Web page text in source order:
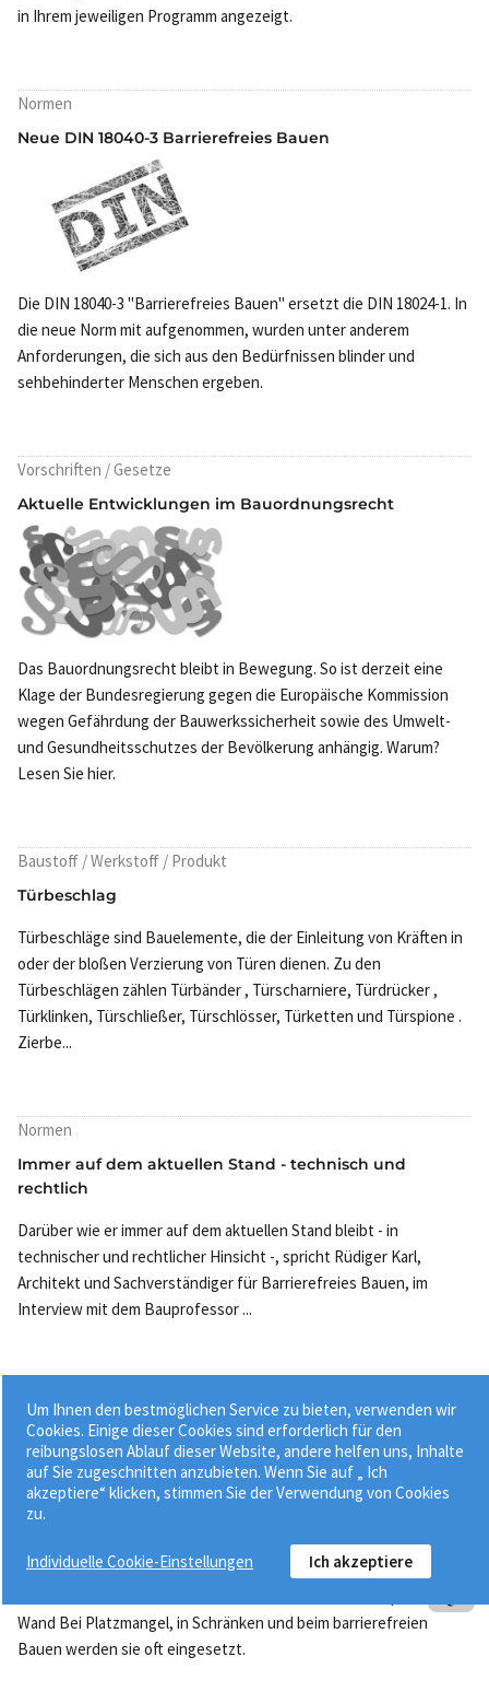
in Ihrem jeweiligen Programm angezeigt.
Normen
Neue DIN 18040-3 Barrierefreies Bauen
Die DIN 18040-3 "Barrierefreies Bauen" ersetzt die DIN 18024-1. In
die neue Norm mit aufgenommen, wurden unter anderem
Anforderungen, die sich aus den Bedürfnissen blinder und
sehbehinderter Menschen ergeben.
Vorschriften / Gesetze
Aktuelle Entwicklungen im Bauordnungsrecht
Das Bauordnungsrecht bleibt in Bewegung. So ist derzeit eine
Klage der Bundesregierung gegen die Europäische Kommission
wegen Gefährdung der Bauwerkssicherheit sowie des Umwelt-
und Gesundheitsschutzes der Bevölkerung anhängig. Warum?
Lesen Sie hier.
Baustoff / Werkstoff / Produkt
Türbeschlag
Türbeschläge sind Bauelemente, die der Einleitung von Kräften in
oder der bloßen Verzierung von Türen dienen. Zu den
Türbeschlägen zählen Türbänder , Türscharniere, Türdrücker ,
Türklinken, Türschließer, Türschlösser, Türketten und Türspione .
Zierbe...
Normen
Immer auf dem aktuellen Stand - technisch und
rechtlich
Darüber wie er immer auf dem aktuellen Stand bleibt - in
technischer und rechtlicher Hinsicht -, spricht Rüdiger Karl,
Architekt und Sachverständiger für Barrierefreies Bauen, im
Interview mit dem Bauprofessor ...
Schiebetür
Wand Bei Platzmangel, in Schränken und beim barrierefreien
Bauen werden sie oft eingesetzt.
Um Ihnen den bestmöglichen Service zu bieten, verwenden wir
Cookies. Einige dieser Cookies sind erforderlich für den
reibungslosen Ablauf dieser Website, andere helfen uns, Inhalte
auf Sie zugeschnitten anzubieten. Wenn Sie auf „ Ich
akzeptiere“ klicken, stimmen Sie der Verwendung von Cookies
zu.
Individuelle Cookie-Einstellungen Ich akzeptiere